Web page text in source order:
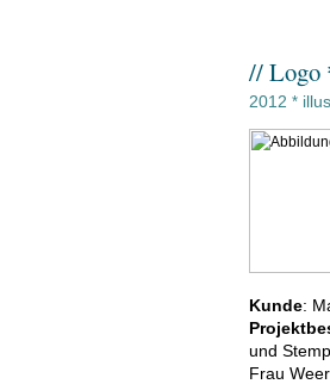
// Logo
2012 *
Kunde:
und
Frau